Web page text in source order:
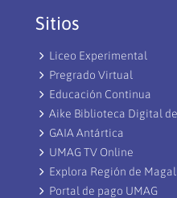
Sitios
Liceo Experimental
Pregrado Virtual
Educación Continua
Aike Biblioteca Digital
GAIA Antártica
UMAG TV Online
Explora Región de
Portal de pago UMAG